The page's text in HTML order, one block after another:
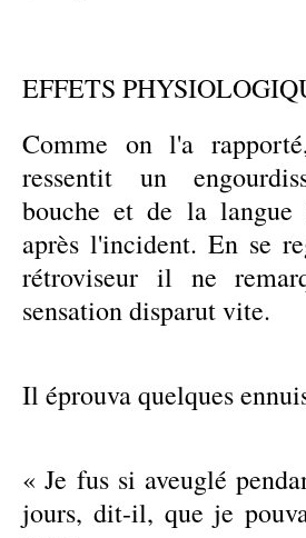
EFFETS
Comme on l'a
ressentit un
bouche et de la langue
après l'incident. En se
rétroviseur il ne
sensation disparut vite.
Il éprouva quelques
« Je fus si aveuglé
jours, dit-il, que je